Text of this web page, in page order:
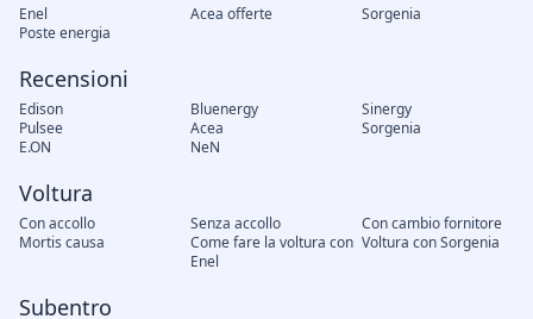
Enel Acea offerte
Sorgenia
Poste energia
Recensioni
Edison Bluenergy
Sinergy
Pulsee
Acea
Sorgenia
E.ON
NeN
Voltura
Con accollo Senza accollo
Con cambio fornitore
Mortis causa
Come fare la voltura con
Enel
Voltura con Sorgenia
Subentro